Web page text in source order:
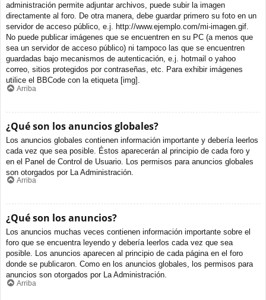
administración permite adjuntar archivos, puede subir la imagen
directamente al foro. De otra manera, debe guardar primero su foto en un
servidor de acceso público, e.j. http://www.ejemplo.com/mi-imagen.gif.
No puede publicar imágenes que se encuentren en su PC (a menos que
sea un servidor de acceso público) ni tampoco las que se encuentren
guardadas bajo mecanismos de autenticación, e.j. hotmail o yahoo
correo, sitios protegidos por contraseñas, etc. Para exhibir imágenes
utilice el BBCode con la etiqueta [img].
Arriba
¿Qué son los anuncios globales?
Los anuncios globales contienen información importante y debería leerlos
cada vez que sea posible. Éstos aparecerán al principio de cada foro y
en el Panel de Control de Usuario. Los permisos para anuncios globales
son otorgados por La Administración.
Arriba
¿Qué son los anuncios?
Los anuncios muchas veces contienen información importante sobre el
foro que se encuentra leyendo y debería leerlos cada vez que sea
posible. Los anuncios aparecen al principio de cada página en el foro
donde se publicaron. Como en los anuncios globales, los permisos para
anuncios son otorgados por La Administración.
Arriba